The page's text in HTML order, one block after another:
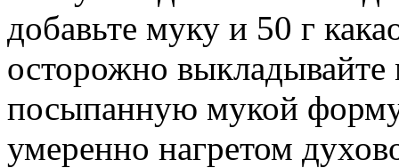
добавьте муку и 50 г
осторожно
посыпанную мукой форму
умеренно нагретом